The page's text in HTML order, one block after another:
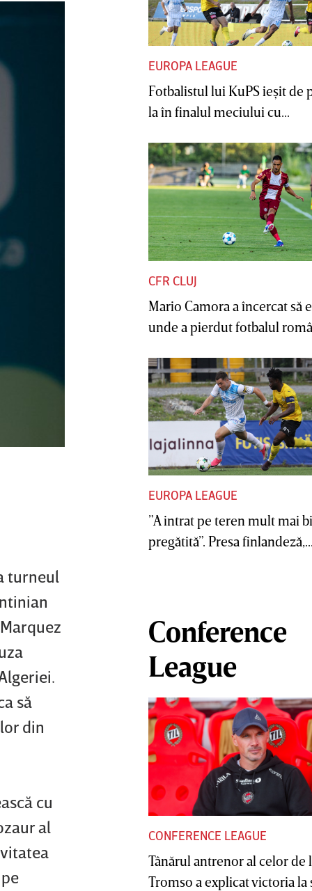
turneul
să
din
cu
al
EUROPA LEAGUE
Fotbalistul lui KuPS ieşit de
la în finalul meciului cu...
CFR CLUJ
Mario Camora a încercat să
unde a pierdut fotbalul
EUROPA LEAGUE
”A intrat pe teren mult mai
pregătită”. Presa
Conference
League
CONFERENCE LEAGUE
Tânărul antrenor al celor de
Tromso a explicat victoria la